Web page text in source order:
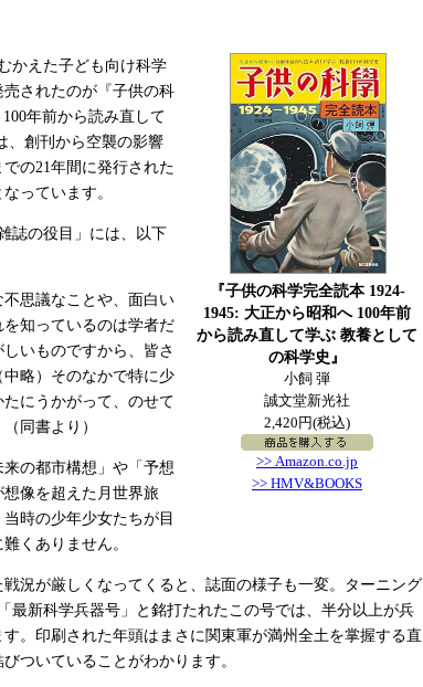
『子供の科学完全読本 1924-
1945: 大正から昭和へ 100年前
から読み直して学ぶ 教養として
の科学史』
小飼 弾
誠文堂新光社
2,420円(税込)
>> Amazon.co.jp
>> HMV&BOOKS
かえた子ども向け科学
されたのが『子供の科
年前から読み直して
、創刊から空襲の影響
の21年間に発行された
っています。
誌の役目」には、以下
不思議なことや、面白い
知っているのは学者だ
いものですから、皆さ
略）そのなかで特に少
にうかがって、のせて
同書より）
の都市構想」や「予想
像を超えた月世界旅
時の少年少女たちが目
くありません。
況が厳しくなってくると、誌面の様子も一変。ターニング
最新科学兵器号」と銘打たれたこの号では、半分以上が兵
。印刷された年頭はまさに関東軍が満州全土を掌握する直
ついていることがわかります。